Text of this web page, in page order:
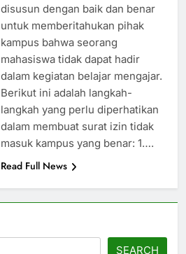
disusun dengan baik dan benar
untuk memberitahukan pihak
kampus bahwa seorang
mahasiswa tidak dapat hadir
dalam kegiatan belajar mengajar.
Berikut ini adalah langkah-
langkah yang perlu diperhatikan
dalam membuat surat izin tidak
masuk kampus yang benar: 1….
Read Full News
SEARCH